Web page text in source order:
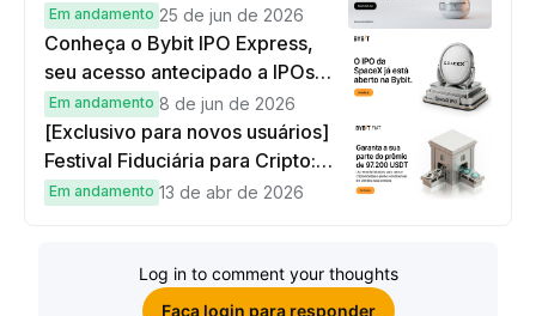
Em andamento 25 de jun de 2026
Conheça o Bybit IPO Express,
seu acesso antecipado a IPOs
globais
Em andamento 8 de jun de 2026
[Exclusivo para novos usuários]
Festival Fiduciária para Cripto:
complete tarefas simples e
Em andamento 13 de abr de 2026
Log in to comment your thoughts
Faça login para responder